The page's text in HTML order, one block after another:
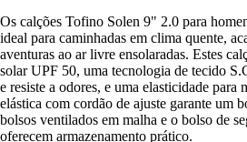
Os calções Tofino Solen 9" 2.0 para
ideal para caminhadas em clima quente,
aventuras ao ar livre ensolaradas. Estes
solar UPF 50, uma tecnologia de tecido
e resiste a odores, e uma elasticidade para
elástica com cordão de ajuste garante um
bolsos ventilados em malha e o bolso de
oferecem armazenamento prático.